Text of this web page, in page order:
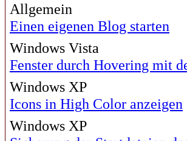
Allgemein
Einen eigenen Blog starten
Windows Vista
Fenster durch Hovering mit
Windows XP
Icons in High Color anzeigen
Windows XP